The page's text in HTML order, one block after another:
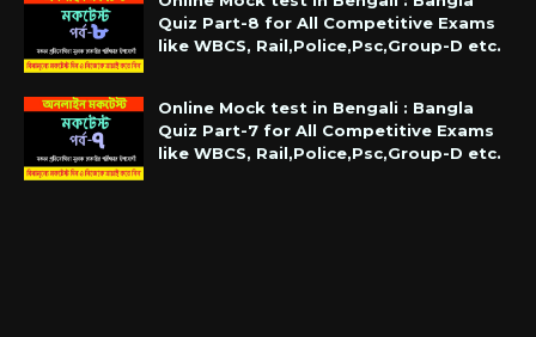
Quiz Part-8 for All Competitive Exams
like WBCS, Rail,Police,Psc,Group-D etc.
Online Mock test in Bengali : Bangla
Quiz Part-7 for All Competitive Exams
like WBCS, Rail,Police,Psc,Group-D etc.